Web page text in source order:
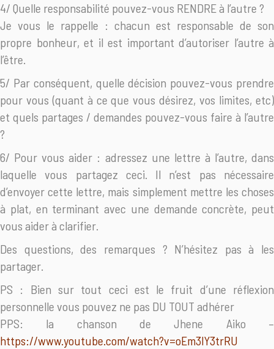
4/ Quelle responsabilité pouvez-vous RENDRE à l’autre ?
Je vous le rappelle : chacun est responsable de son
propre bonheur, et il est important d’autoriser l’autre à
l’être.
5/ Par conséquent, quelle décision pouvez-vous prendre
pour vous (quant à ce que vous désirez, vos limites, etc)
et quels partages / demandes pouvez-vous faire à l’autre
?
6/ Pour vous aider : adressez une lettre à l’autre, dans
laquelle vous partagez ceci. Il n’est pas nécessaire
d’envoyer cette lettre, mais simplement mettre les choses
à plat, en terminant avec une demande concrète, peut
vous aider à clarifier.
Des questions, des remarques ? N’hésitez pas à les
partager.
PS : Bien sur tout ceci est le fruit d’une réflexion
personnelle vous pouvez ne pas DU TOUT adhérer
PPS: la chanson de Jhene Aiko –
https://www.youtube.com/watch?v=oEm3lY3trRU